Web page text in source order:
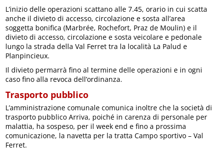
L’inizio delle operazioni scattano alle 7.45, orario in cui scatta
anche il divieto di accesso, circolazione e sosta all’area
soggetta bonifica (Marbrée, Rochefort, Praz de Moulin) e il
divieto di accesso, circolazione e sosta veicolare e pedonale
lungo la strada della Val Ferret tra la località La Palud e
Planpincieux.
Il divieto permarrà fino al termine delle operazioni e in ogni
caso fino alla revoca dell’ordinanza.
Trasporto pubblico
L’amministrazione comunale comunica inoltre che la società di
trasporto pubblico Arriva, poiché in carenza di personale per
malattia, ha sospeso, per il week end e fino a prossima
comunicazione, la navetta per la tratta Campo sportivo – Val
Ferret.